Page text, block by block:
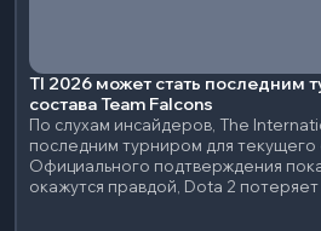
TI 2026 может стать последним
состава Team Falcons
По слухам инсайдеров, The
последним турниром для текущего
Официального подтверждения
окажутся правдой, Dota 2 потеряет